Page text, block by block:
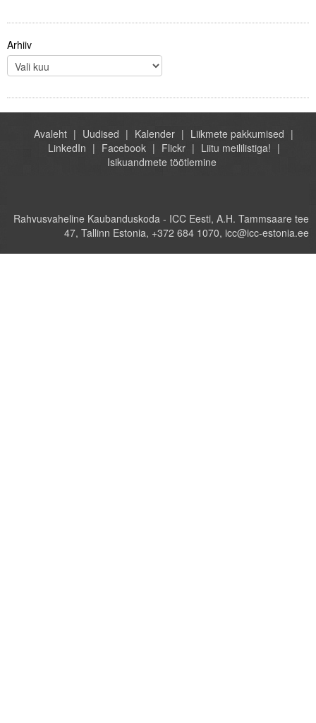
Arhiiv
Avaleht Uudised Kalender
Liikmete pakkumised
LinkedIn
Facebook Flickr
Liitu meililistiga!
Isikuandmete töötlemine
Rahvusvaheline Kaubanduskoda - ICC Eesti, A.H. Tammsaare tee
47, Tallinn Estonia, +372 684 1070, icc@icc-estonia.ee